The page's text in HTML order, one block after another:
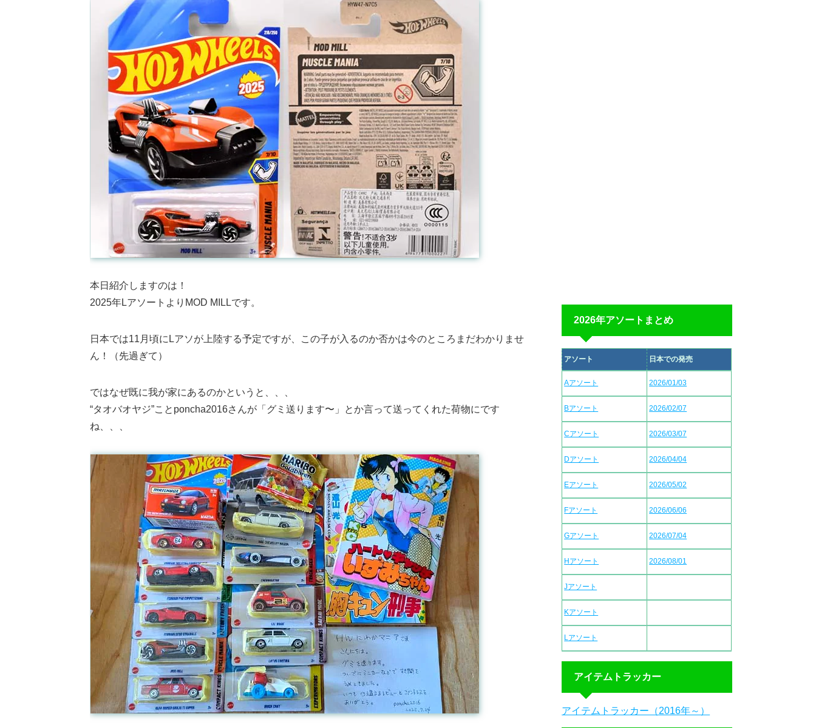
本日紹介しますのは！
2025年LアソートよりMOD MILLです。
日本では11月頃にLアソが上陸する予定ですが、この子が入るのか否かは今のところまだわかりませ
ん！（先過ぎて）
ではなぜ既に我が家にあるのかというと、、、
“タオバオヤジ”ことponcha2016さんが「グミ送ります〜」とか言って送ってくれた荷物にです
ね、、、
2026年アソートまとめ
アソート 日本での発売
Aアソート 2026/01/03
Bアソート 2026/02/07
Cアソート 2026/03/07
Dアソート 2026/04/04
Eアソート 2026/05/02
Fアソート 2026/06/06
Gアソート 2026/07/04
Hアソート 2026/08/01
Jアソート
Kアソート
Lアソート
アイテムトラッカー
アイテムトラッカー（2016年～）